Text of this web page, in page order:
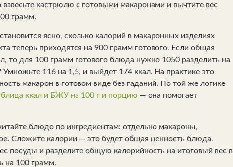
кастрюлю с готовыми макаронами и вычтите вес
грамм.
ясно, сколько калорий в макаронных изделиях
теперь приходятся на 900 грамм готового. Если общая
то для 100 грамм готового блюда нужно 1050 разделить на
116 на 1,5, и выйдет 174 ккал. На практике это
макарон в готовом виде без гаданий. По той же логике
ккал и БЖУ на 100 г и порцию — она помогает
блюдо по ингредиентам: отдельно макароны,
Сложите калории — это будет общая ценность блюда.
посуды и разделите общую калорийность на итоговый вес в
на 100 грамм.